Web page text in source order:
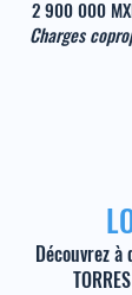
2 900 000
Charges
Découvrez